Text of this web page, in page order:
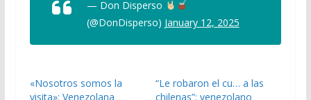
— Don Disperso
(@DonDisperso) January 12, 2025
«Nosotros somos la
visita»: Venezolana
“Le robaron el cu… a las
chilenas”: venezolano